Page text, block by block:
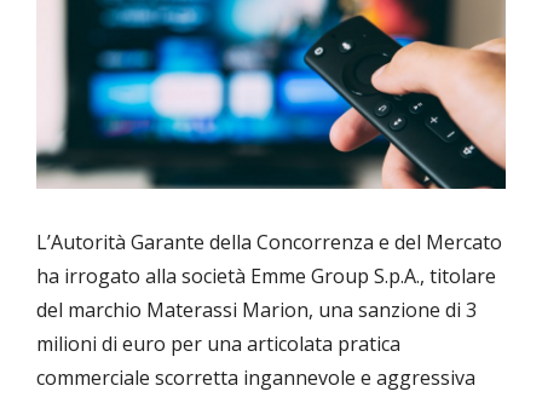
L’Autorità Garante della Concorrenza e del Mercato
ha irrogato alla società Emme Group S.p.A., titolare
del marchio Materassi Marion, una sanzione di 3
milioni di euro per una articolata pratica
commerciale scorretta ingannevole e aggressiva